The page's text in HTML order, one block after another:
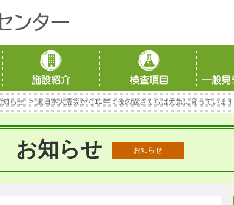
知らせ 東日本大震災から11年：夜の森さくらは元気に育っています
お知らせ お知らせ